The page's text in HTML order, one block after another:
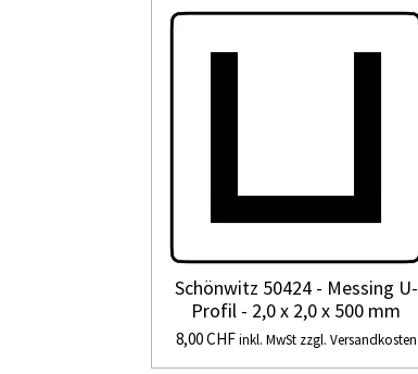
Schönwitz 50424 - Messing U-
Profil - 2,0 x 2,0 x 500 mm
8,00 CHFinkl. MwSt zzgl. Versandkosten